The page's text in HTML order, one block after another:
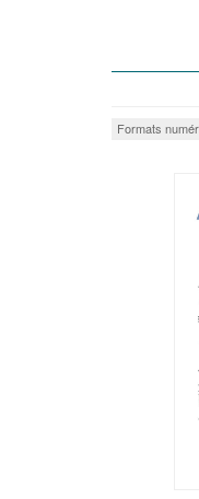
Formats